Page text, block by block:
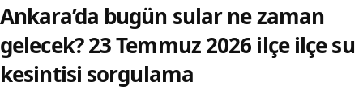
Ankara’da bugün sular ne zaman
gelecek? 23 Temmuz 2026 ilçe ilçe su
kesintisi sorgulama